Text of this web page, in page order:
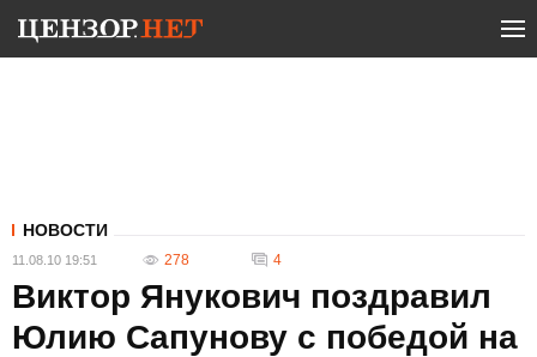
НОВОСТИ
11.08.10 19:51 278 4
Виктор Янукович поздравил
Юлию Сапунову с победой на